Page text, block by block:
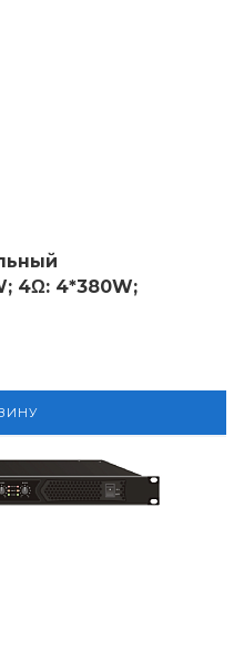
4Ω: 4*380W;